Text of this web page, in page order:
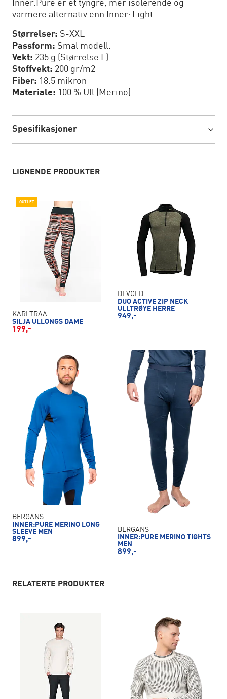
Inner:Pure er et tyngre, mer isolerende og
varmere alternativ enn Inner: Light.
Størrelser: S-XXL
Passform: Smal modell.
Vekt: 235 g (Størrelse L)
Stoffvekt: 200 gr/m2
Fiber: 18.5 mikron
Materiale: 100 % Ull (Merino)
Spesifikasjoner
LIGNENDE PRODUKTER
OUTLET
KARI TRAA
SILJA ULLONGS DAME
199,-
DEVOLD
DUO ACTIVE ZIP NECK
ULLTRØYE HERRE
949,-
BERGANS
INNER:PURE MERINO LONG
SLEEVE MEN
899,-
BERGANS
INNER:PURE MERINO TIGHTS
MEN
899,-
RELATERTE PRODUKTER